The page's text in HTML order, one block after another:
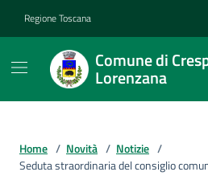
Regione Toscana
Comune di
Lorenzana
Home / Novità / Notizie /
Seduta straordinaria del consiglio